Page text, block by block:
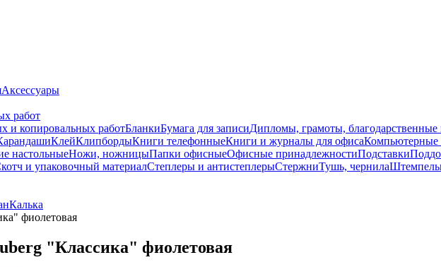
Аксессуары
работ
и копировальных работБланкиБумага для записиДипломы, грамоты, благодарственные
КлейКлипбордыКниги телефонныеКниги и журналы для офисаКомпьютерные
настольныеНожи, ножницыПапки офисныеОфисные принадлежностиПодставки
и упаковочный материалСтеплеры и антистеплерыСтержниТушь, чернила
Калька
фиолетовая
"Классика" фиолетовая